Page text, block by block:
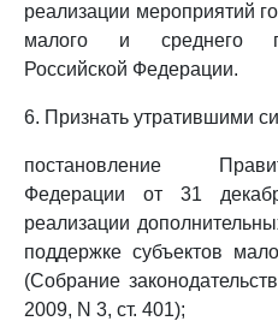
реализации мероприятий
малого и среднего
Российской Федерации.
6. Признать утратившими
постановление
Федерации от 31
реализации
поддержке субъектов
(Собрание
2009, N 3, ст. 401);